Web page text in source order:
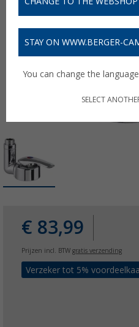
€ 83,99
Prijzen incl. BTW gratis verzending
Verzeker tot 5%
STAY ON WWW.BERGER-
You can change the
SELECT